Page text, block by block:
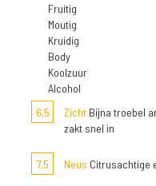
Fruitig
Moutig
Kruidig
Body
Koolzuur
Alcohol
6,5
Zicht Bijna troebel
zakt snel in
7,5 Neus Citrusachtige